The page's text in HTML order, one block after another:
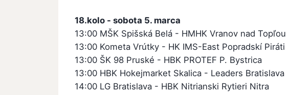
18.kolo - sobota 5. marca
13:00 MŠK Spišská Belá - HMHK Vranov nad Topľou
13:00 Kometa Vrútky - HK IMS-East Popradskí Piráti
13:00 ŠK 98 Pruské - HBK PROTEF P. Bystrica
13:00 HBK Hokejmarket Skalica - Leaders Bratislava
14:00 LG Bratislava - HBK Nitrianski Rytieri Nitra